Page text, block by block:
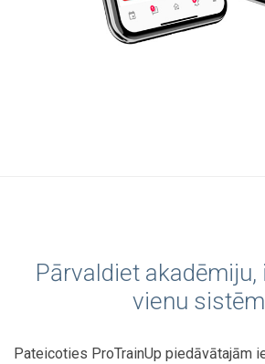
Pārvaldiet
vienu
Pateicoties ProTrainUp piedāvātajām